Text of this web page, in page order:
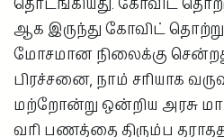
ஆக இருந்து கோவிட்
மோசமான நிலைக்கு
பிரச்சனை, நாம் சரியாக
மற்றோன்று ஒன்றிய அரசு
வரி பணத்தை திரும்ப